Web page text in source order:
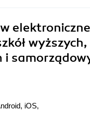
wyższych,
iOS,